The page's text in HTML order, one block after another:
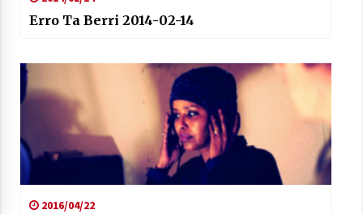
Erro Ta Berri 2014-02-14
2016/04/22